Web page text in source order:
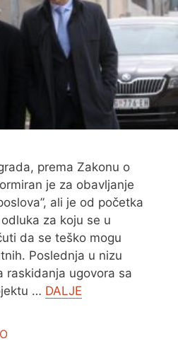
prema Zakonu o
je za obavljanje
ali je od početka
za koju se u
da se teško mogu
Poslednja u nizu
raskidanja ugovora sa
… DALJE